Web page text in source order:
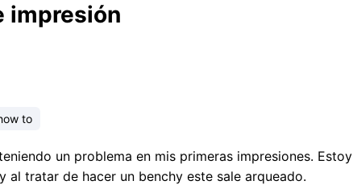
impresión
to
un problema en mis primeras impresiones.
al tratar de hacer un benchy este sale arqueado.